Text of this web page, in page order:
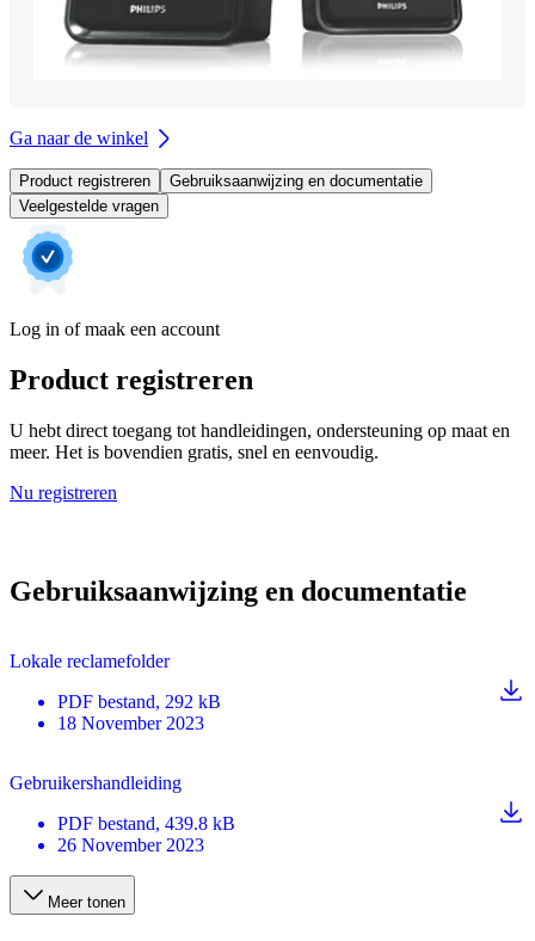
Ga naar de winkel
Product registreren
Gebruiksaanwijzing en documentatie
Veelgestelde vragen
Log in of maak een account
Product registreren
U hebt direct toegang tot handleidingen, ondersteuning op maat en
meer. Het is bovendien gratis, snel en eenvoudig.
Nu registreren
Gebruiksaanwijzing en documentatie
Lokale reclamefolder
PDF bestand, 292 kB
18 November 2023
Gebruikershandleiding
PDF bestand, 439.8 kB
26 November 2023
Meer tonen